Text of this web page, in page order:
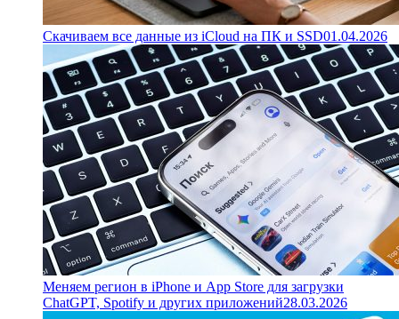
Скачиваем все данные из iCloud на ПК и SSD01.04.2026
Меняем регион в iPhone и App Store для загрузки
ChatGPT, Spotify и других приложений28.03.2026